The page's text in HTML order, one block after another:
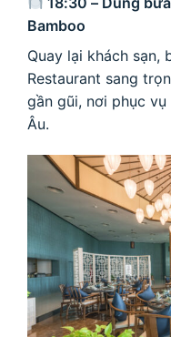
Bamboo
Quay lại khách sạn,
Restaurant sang
gần gũi, nơi phục
Âu.